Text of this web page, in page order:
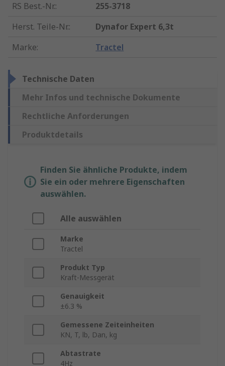
RS Best.-Nr.:
255-3718
Herst. Teile-Nr.:
Dynafor Expert 6,3t
Marke: Tractel
Technische Daten
Mehr Infos und technische Dokumente
Rechtliche Anforderungen
Produktdetails
Finden Sie ähnliche Produkte, indem
Sie ein oder mehrere Eigenschaften
auswählen.
Alle auswählen
Marke
Tractel
Produkt Typ
Kraft-Messgerät
Genauigkeit
±6.3 %
Gemessene Zeiteinheiten
KN, T, lb, Dan, kg
Abtastrate
4Hz